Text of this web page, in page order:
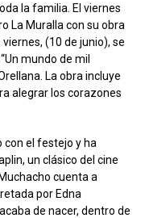
la familia. El viernes
La Muralla con su obra
(10 de junio), se
mundo de mil
La obra incluye
alegrar los corazones
con el festejo y ha
un clásico del cine
cuenta a
por Edna
de nacer, dentro de